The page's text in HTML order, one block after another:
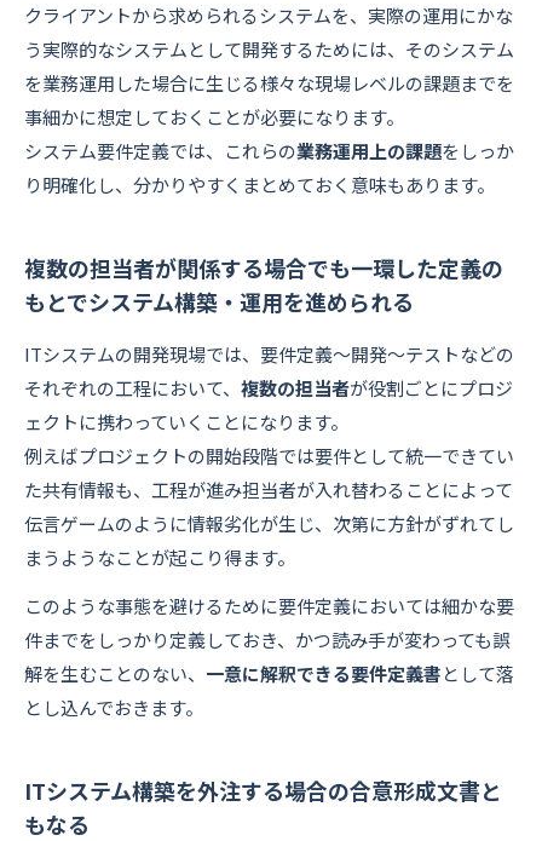
クライアントから求められるシステムを、実際の運用にかな
う実際的なシステムとして開発するためには、そのシステム
を業務運用した場合に生じる様々な現場レベルの課題までを
事細かに想定しておくことが必要になります。
システム要件定義では、これらの業務運用上の課題をしっか
り明確化し、分かりやすくまとめておく意味もあります。
複数の担当者が関係する場合でも一環した定義の
もとでシステム構築・運用を進められる
ITシステムの開発現場では、要件定義～開発～テストなどの
それぞれの工程において、 複数の担当者が役割ごとにプロジ
ェクトに携わっていくことになります。
例えばプロジェクトの開始段階では要件として統一できてい
た共有情報も、工程が進み担当者が入れ替わることによって
伝言ゲームのように情報劣化が生じ、次第に方針がずれてし
まうようなことが起こり得ます。
このような事態を避けるために要件定義においては細かな要
件までをしっかり定義しておき、かつ読み手が変わっても誤
解を生むことのない、 一意に解釈できる要件定義書として落
とし込んでおきます。
ITシステム構築を外注する場合の合意形成文書と
もなる